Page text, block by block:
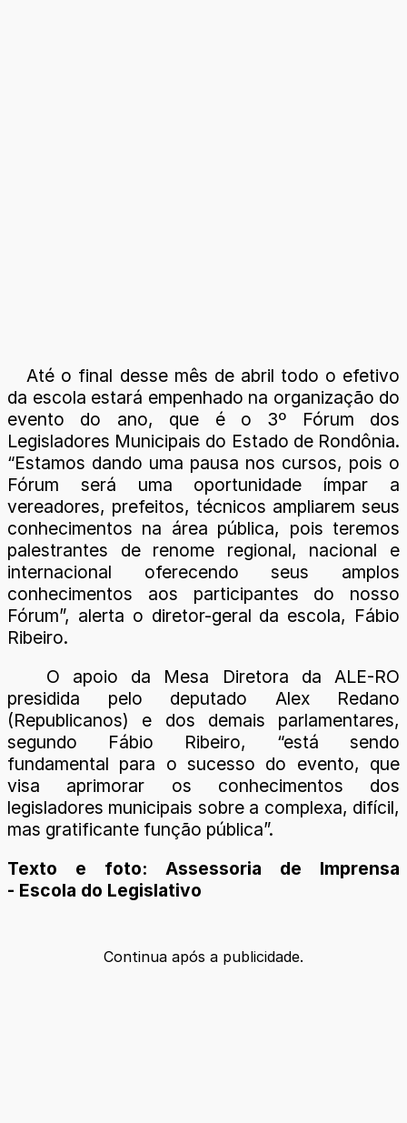
Até o final desse mês de abril todo o efetivo
da escola estará empenhado na organização do
evento do ano, que é o 3º Fórum dos
Legisladores Municipais do Estado de Rondônia.
“Estamos dando uma pausa nos cursos, pois o
Fórum será uma oportunidade ímpar a
vereadores, prefeitos, técnicos ampliarem seus
conhecimentos na área pública, pois teremos
palestrantes de renome regional, nacional e
internacional oferecendo seus amplos
conhecimentos aos participantes do nosso
Fórum”, alerta o diretor-geral da escola, Fábio
Ribeiro.
O apoio da Mesa Diretora da ALE-RO
presidida pelo deputado Alex Redano
(Republicanos) e dos demais parlamentares,
segundo Fábio Ribeiro, “está sendo
fundamental para o sucesso do evento, que
visa aprimorar os conhecimentos dos
legisladores municipais sobre a complexa, difícil,
mas gratificante função pública”.
Texto e foto: Assessoria de Imprensa
- Escola do Legislativo
Continua após a publicidade.